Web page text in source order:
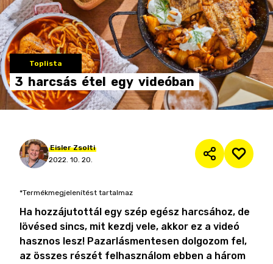
Toplista
3 harcsás étel egy videóban
Eisler Zsolti
2022. 10. 20.
*Termékmegjelenítést tartalmaz
Ha hozzájutottál egy szép egész harcsához, de
lövésed sincs, mit kezdj vele, akkor ez a videó
hasznos lesz! Pazarlásmentesen dolgozom fel,
az összes részét felhasználom ebben a három